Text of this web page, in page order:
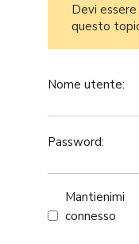
Devi
questo
Nome utente:
Password:
Mantienimi
connesso